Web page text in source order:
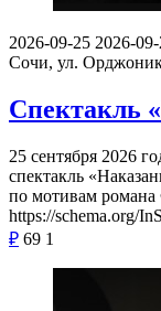
2026-09-25 2026-
Сочи, ул.
Спектакль
25 сентября 2026
спектакль
по мотивам
https://schema.org/
₽ 69 1